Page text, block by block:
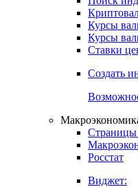
Получить
Индикаторы
Поиск
Курсы
Ставки
Создать
Страницы